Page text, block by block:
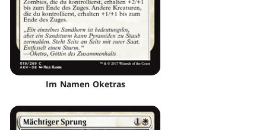
Im Namen Oketras